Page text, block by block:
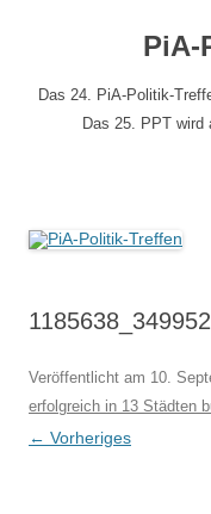
PiA-
Das 24. PiA-Politik-
Das 25. PPT wird
Veröffentlicht am 10.
erfolgreich in 13 Städten
← Vorheriges